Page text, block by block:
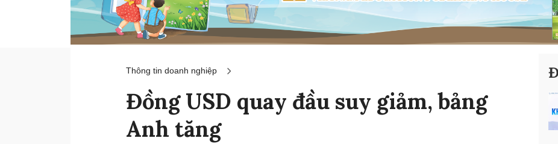
Thông tin doanh nghiệp
Đồng USD quay đầu suy giảm, bảng
Anh tăng